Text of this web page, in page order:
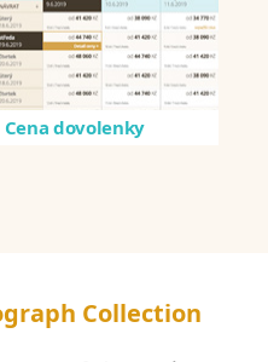
Cena dovolenky
Collection